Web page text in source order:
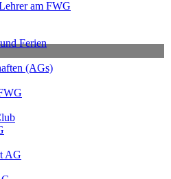
am FWG
Ferien
(AGs)
AG